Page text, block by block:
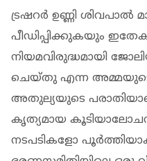
ട്രഷറർ ഉണ്ണി ശിവപാൽ
പീഡിപ്പിക്കുകയും
നിയമവിരുദ്ധമായി
ചെയ്തു എന്ന
അതുല്യയുടെ
കൃത്യമായ
നടപടികളോ